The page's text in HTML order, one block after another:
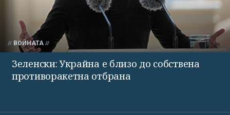
ВОЙНАТА
Зеленски: Украйна е близо до собствена
противоракетна отбрана